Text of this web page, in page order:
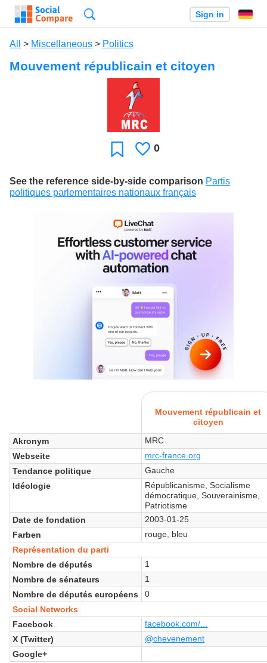
Sign in
All > Miscellaneous > Politics
Mouvement républicain et citoyen
FavoriteLikes
0
See the reference side-by-side comparison Partis
politiques parlementaires nationaux français
Mouvement républicain et
citoyen
Akronym
MRC
Webseite
mrc-france.org
Tendance politique
Gauche
Idéologie
Républicanisme, Socialisme
démocratique, Souverainisme,
Patriotisme
Date de fondation
2003-01-25
Farben
rouge, bleu
Représentation du parti
Nombre de députés
1
Nombre de sénateurs
1
Nombre de députés européens
0
Social Networks
Facebook
facebook.com/...
X (Twitter)
@chevenement
Google+